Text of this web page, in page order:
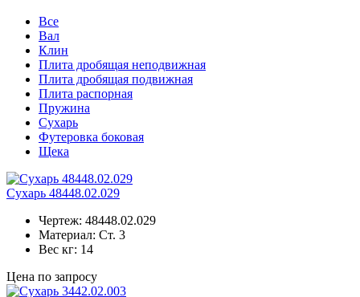
Все
Вал
Клин
Плита дробящая неподвижная
Плита дробящая подвижная
Плита распорная
Пружина
Сухарь
Футеровка боковая
Щека
Сухарь 48448.02.029
Чертеж: 48448.02.029
Материал: Ст. 3
Вес кг: 14
Цена по запросу